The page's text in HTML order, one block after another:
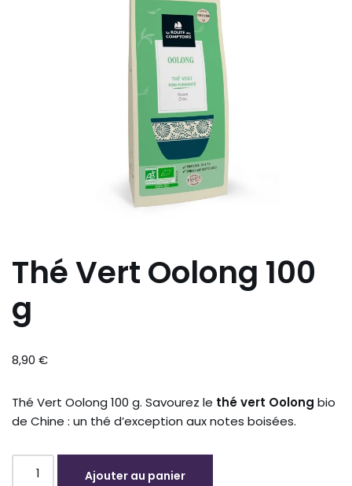
Thé Vert Oolong 100
g
8,90 €
Thé Vert Oolong 100 g. Savourez le thé vert Oolong bio
de Chine : un thé d’exception aux notes boisées.
Ajouter au panier